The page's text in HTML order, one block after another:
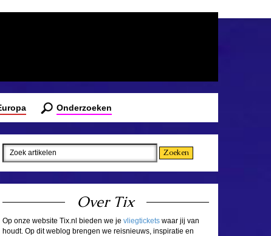
Onderzoeken
Over Tix
Op onze website Tix.nl bieden we je vliegtickets waar jij van
houdt. Op dit weblog brengen we reisnieuws, inspiratie en